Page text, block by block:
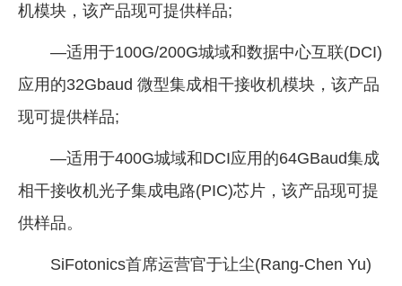
机模块，该产品现可提供样品;
—适用于100G/200G城域和数据中心互联(DCI)
应用的32Gbaud 微型集成相干接收机模块，该产品
现可提供样品;
—适用于400G城域和DCI应用的64GBaud集成
相干接收机光子集成电路(PIC)芯片，该产品现可提
供样品。
SiFotonics首席运营官于让尘(Rang-Chen Yu)